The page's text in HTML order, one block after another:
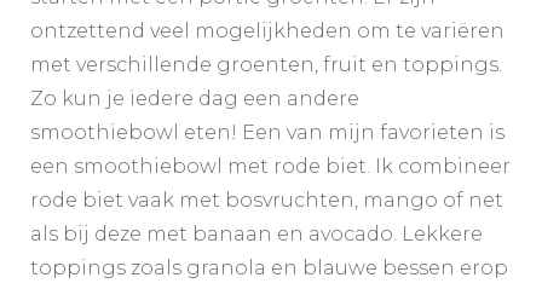
ontzettend veel mogelijkheden om te variëren
met verschillende groenten, fruit en toppings.
Zo kun je iedere dag een andere
smoothiebowl eten! Een van mijn favorieten is
een smoothiebowl met rode biet. Ik combineer
rode biet vaak met bosvruchten, mango of net
als bij deze met banaan en avocado. Lekkere
toppings zoals granola en blauwe bessen erop